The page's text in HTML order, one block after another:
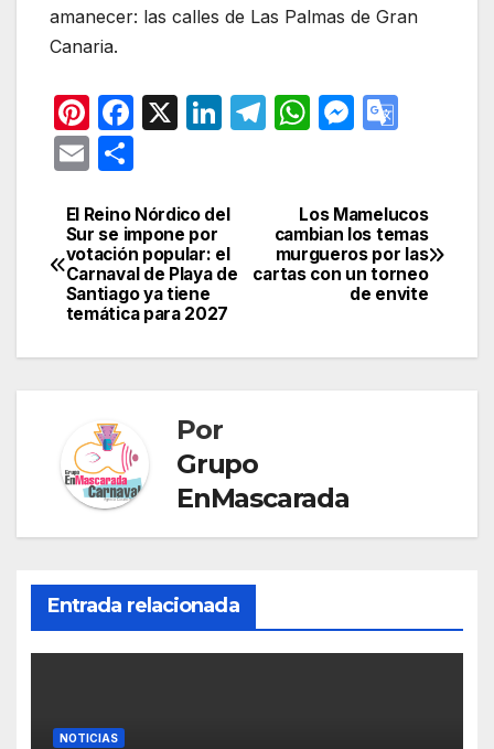
amanecer: las calles de Las Palmas de Gran
Canaria.
Pi
nt
er
e
st
F
e
b
o
o
k
X
Li
e
dI
n
T
gr
a
m
W
s
A
p
M
s
e
n
er
gl
e
Tr
n
E
ail m
p
ar
tir
Navegación
de
entradas
Los Mamelucos
cambian los temas
murgueros por las
cartas con un torneo
de envite
El Reino Nórdico del
Sur se impone por
votación popular: el
Carnaval de Playa de
Santiago ya tiene
temática para 2027
Por
Grupo
EnMascarada
Entrada relacionada
NOTICIAS